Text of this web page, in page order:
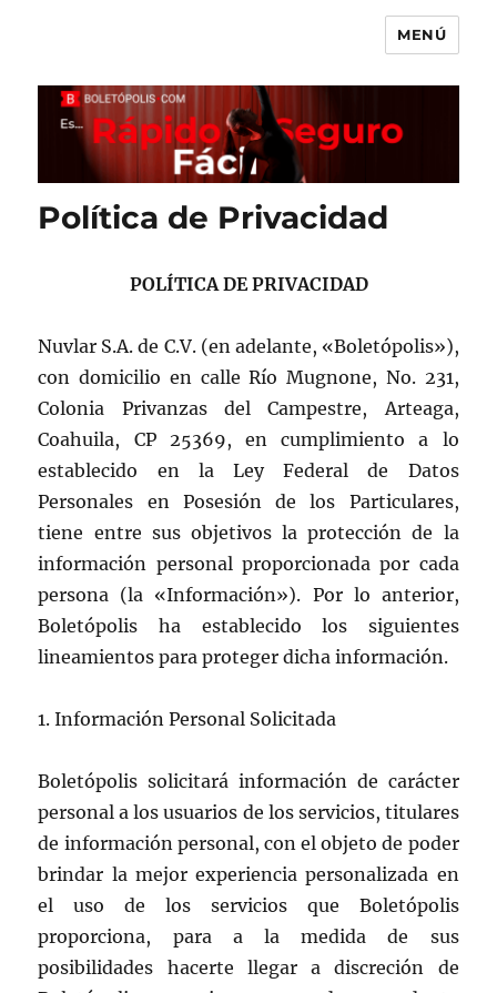
MENÚ
Política de Privacidad
POLÍTICA DE PRIVACIDAD
Nuvlar S.A. de C.V. (en adelante, «Boletópolis»),
con domicilio en calle Río Mugnone, No. 231,
Colonia Privanzas del Campestre, Arteaga,
Coahuila, CP 25369, en cumplimiento a lo
establecido en la Ley Federal de Datos
Personales en Posesión de los Particulares,
tiene entre sus objetivos la protección de la
información personal proporcionada por cada
persona (la «Información»). Por lo anterior,
Boletópolis ha establecido los siguientes
lineamientos para proteger dicha información.
1. Información Personal Solicitada
Boletópolis solicitará información de carácter
personal a los usuarios de los servicios, titulares
de información personal, con el objeto de poder
brindar la mejor experiencia personalizada en
el uso de los servicios que Boletópolis
proporciona, para a la medida de sus
posibilidades hacerte llegar a discreción de